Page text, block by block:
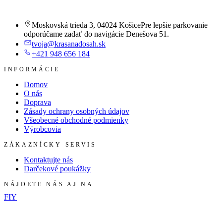
Moskovská trieda 3, 04024 KošicePre lepšie parkovanie
odporúčame zadať do navigácie Denešova 51.
tvoja@krasanadosah.sk
+421 948 656 184
INFORMÁCIE
Domov
O nás
Doprava
Zásady ochrany osobných údajov
Všeobecné obchodné podmienky
Výrobcovia
ZÁKAZNÍCKY SERVIS
Kontaktujte nás
Darčekové poukážky
NÁJDETE NÁS AJ NA
FIY